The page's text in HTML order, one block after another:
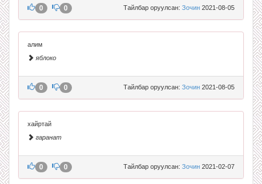
Тайлбар оруулсан: Зочин 2021-08-05
0 0
алим
яблоко
Тайлбар оруулсан: Зочин 2021-08-05
0 0
хайртай
гаранат
Тайлбар оруулсан: Зочин 2021-02-07
0 0